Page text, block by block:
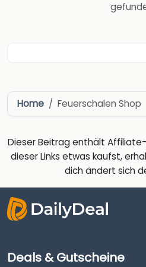
Home Feuerschalen Shop
Dieser Beitrag enthält Affiliate-
dieser Links etwas kaufst,
dich ändert sich
Deals & Gutscheine